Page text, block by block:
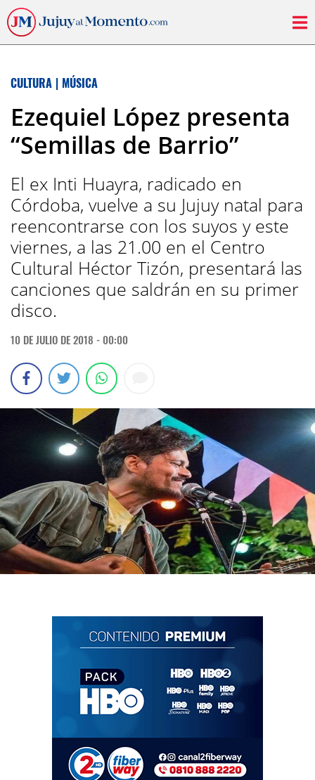
CULTURA | MÚSICA
Ezequiel López presenta
“Semillas de Barrio”
El ex Inti Huayra, radicado en
Córdoba, vuelve a su Jujuy natal para
reencontrarse con los suyos y este
viernes, a las 21.00 en el Centro
Cultural Héctor Tizón, presentará las
canciones que saldrán en su primer
disco.
10 DE JULIO DE 2018 - 00:00